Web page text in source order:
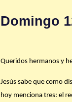
algunas técnicas para
P. Ángel
Domingo
Queridos hermanos y
Jesús sabe que como
hoy menciona tres: el